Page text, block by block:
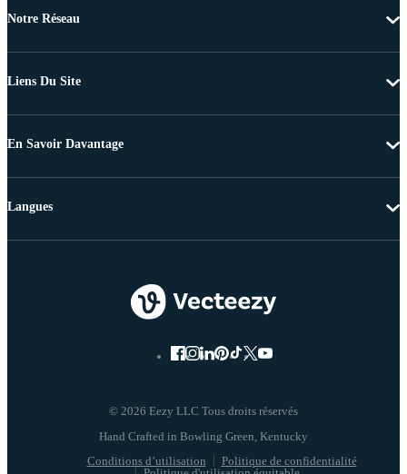
Notre Réseau
Liens Du Site
En Savoir Davantage
© 2026 Eezy LLC Tous droits réservés
Conditions d’utilisation
Politique de confidentialité
Langues